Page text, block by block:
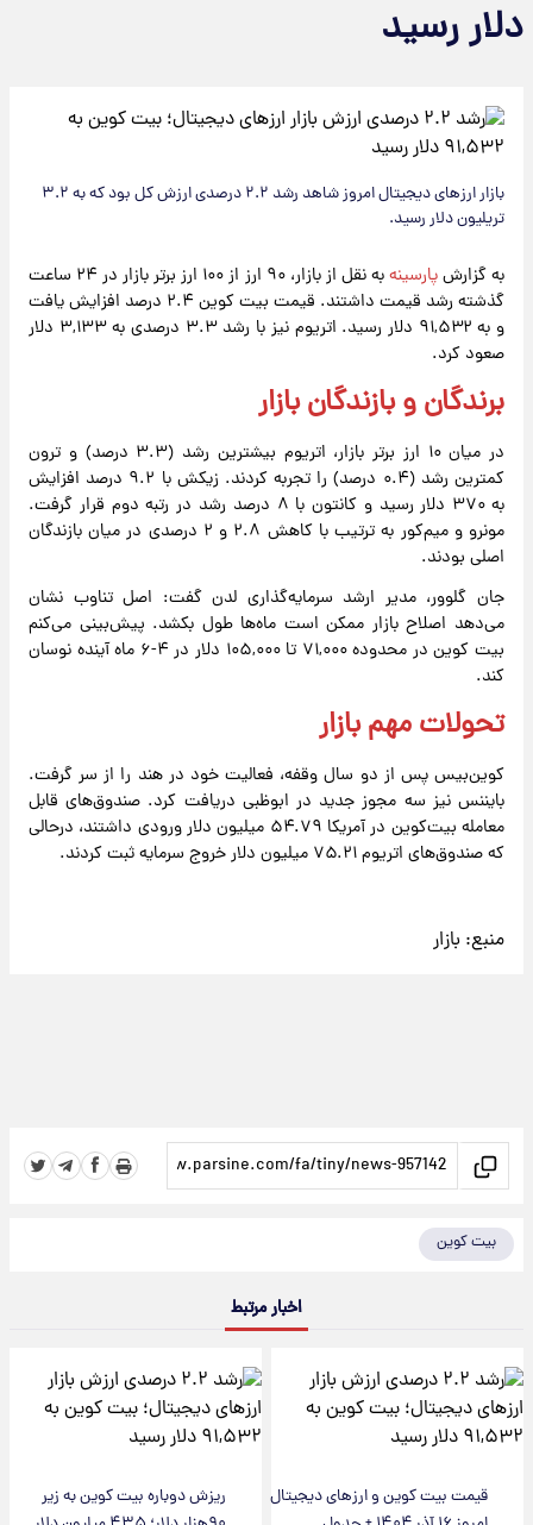
رسید
بازار ارزهای دیجیتال امروز شاهد رشد ۲.۲ درصدی ارزش کل بود که به ۳.۲
تریلیون دلار رسید.
به گزارشپارسینه
به نقل از بازار، ۹۰ ارز از ۱۰۰ ارز برتر بازار در ۲۴ ساعت
گذشته رشد قیمت داشتند. قیمت بیت‌ کوین ۲.۴ درصد افزایش یافت
و به ۹۱,۵۳۲ دلار رسید. اتریوم نیز با رشد ۳.۳ درصدی به ۳,۱۳۳ دلار
صعود کرد.
برندگان و بازندگان بازار
در میان ۱۰ ارز برتر بازار، اتریوم بیشترین رشد (۳.۳ درصد) و ترون
کمترین رشد (۰.۴ درصد) را تجربه کردند. زیکش با ۹.۲ درصد افزایش
به ۳۷۰ دلار رسید و کانتون با ۸ درصد رشد در رتبه دوم قرار گرفت.
مونرو و میم‌کور به ترتیب با کاهش ۲.۸ و ۲ درصدی در میان بازندگان
اصلی بودند.
جان گلوور، مدیر ارشد سرمایه‌گذاری لدن گفت: اصل تناوب نشان
می‌دهد اصلاح بازار ممکن است ماه‌ها طول بکشد. پیش‌بینی می‌کنم
بیت‌ کوین در محدوده ۷۱,۰۰۰ تا ۱۰۵,۰۰۰ دلار در ۴-۶ ماه آینده نوسان
کند.
تحولات مهم بازار
کوین‌بیس پس از دو سال وقفه، فعالیت خود در هند را از سر گرفت.
بایننس نیز سه مجوز جدید در ابوظبی دریافت کرد. صندوق‌های قابل
معامله بیت‌کوین در آمریکا ۵۴.۷۹ میلیون دلار ورودی داشتند، درحالی
که صندوق‌های اتریوم ۷۵.۲۱ میلیون دلار خروج سرمایه ثبت کردند.
منبع:بازار
بیت کوین
اخبار مرتبط
قیمت بیت کوین و ارز‌های دیجیتال
ریزش دوباره بیت کوین به زیر